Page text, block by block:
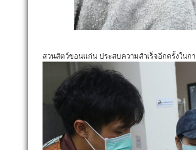
สวนสัตว์ขอนแก่น ประสบความสำเร็จอีกครั้งในก